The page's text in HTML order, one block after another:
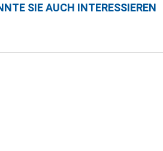
SIE AUCH INTERESSIEREN